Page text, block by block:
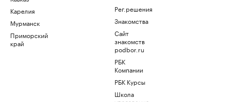
Карелия
Мурманск
Приморский
край
Рег.решения
Знакомства
Сайт
знакомств
podbor.ru
РБК
Компании
РБК Курсы
Школа